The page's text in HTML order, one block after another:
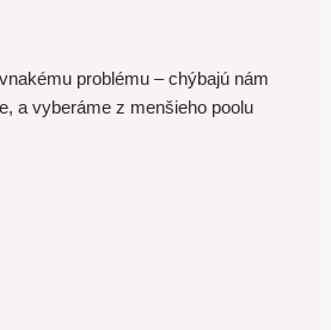
problému – chýbajú nám
a vyberáme z menšieho poolu